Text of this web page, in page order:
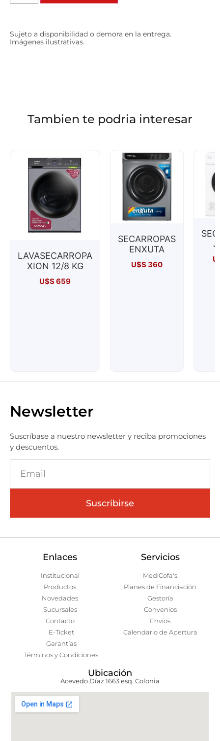
Sujeto a disponibilidad o demora en la entrega.
Imágenes ilustrativas.
Tambien te podria interesar
LAVASECARROPA
XION 12/8 KG
U$S659
SECARROPAS
ENXUTA
U$S 360
Newsletter
Suscríbase a nuestro newsletter y reciba promociones
y descuentos.
Suscribirse
Enlaces
Institucional
Productos
Novedades
Sucursales
Contacto
E-Ticket
Garantías
Términos y Condiciones
Servicios
MediCofa's
Planes de Financiación
Gestoría
Convenios
Envíos
Calendario de Apertura
Ubicación
Acevedo Díaz 1663 esq. Colonia